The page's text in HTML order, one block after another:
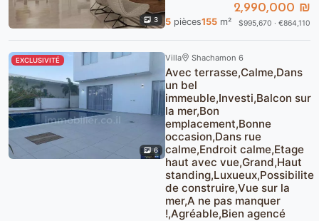
3 5 pièces155 m²
2,990,000 ₪
$995,670 · €864,110
EXCLUSIVITÉ
6
Villa Shachamon 6
Avec terrasse,Calme,Dans
un bel
immeuble,Investi,Balcon sur
la mer,Bon
emplacement,Bonne
occasion,Dans rue
calme,Endroit calme,Etage
haut avec vue,Grand,Haut
standing,Luxueux,Possibilite
de construire,Vue sur la
mer,A ne pas manquer
!,Agréable,Bien agencé